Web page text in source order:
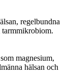
regelbundna
tarmmikrobiom.
som magnesium,
hälsan och